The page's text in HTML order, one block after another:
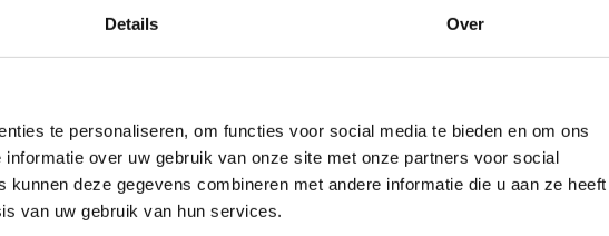
Details Over
te personaliseren, om functies voor social media te bieden en om ons
over uw gebruik van onze site met onze partners voor social
deze gegevens combineren met andere informatie die u aan ze heeft
van uw gebruik van hun services.
© Thunderforest ©
is precies